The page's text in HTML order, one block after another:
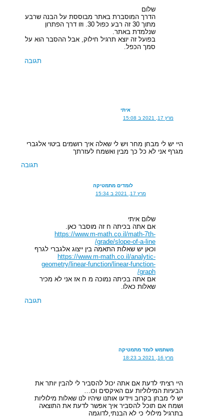
שלום
הדרך המוסברת באתר מבוססת על הבנה שרבע
מתוך 30 זה רבע כפול 30. וזו דרך הפתרון
שנלמדת באתר.
בפועל זה יוצא תרגיל חילוק, אבל ההסבר הוא על
סמך הכפל.
תגובה
איתי
מרץ 17, 2021 ב 15:08
היי יש לי מבחן מחר ויש לי שאלה איך רושמים ביטוי אלגברי
מגרף אני לא כל כך מבין ואשמח לעזרתך
תגובה
לומדים מתמטיקה
מרץ 17, 2021 ב 15:34
שלום איתי
אם אתה בכיתה ח זה מוסבר כאן.
https://www.m-math.co.il/math-7th-
grade/slope-of-a-line/
וכאן יש שאלות התאמה בין ייצוג אלגברי לגרף
https://www.m-math.co.il/analytic-
geometry/linear-function/linear-function-
graph/
אם אתה בכיתה נמוכה מ ח אז אני לא מכיר
שאלות כאלו.
תגובה
משתמש לומד מתמטיקה
מרץ 16, 2021 ב 18:23
היי רציתי לדעת אם אתה יכול להסביר לי להבין יותר את
הבעיות המילוליות עם האיקסים וכו…
יש לי מבחן בקרוב ויידעו אותנו שיהיו לנו שאלות מילוליות
ושמח אם תוכל להסביר איך אפשר לדעת את התוצאה
בתרגיל מילולי כי לא הבנתי,לדוגמה